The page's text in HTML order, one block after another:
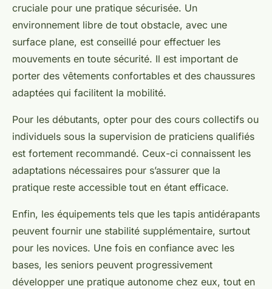
cruciale pour une pratique sécurisée. Un
environnement libre de tout obstacle, avec une
surface plane, est conseillé pour effectuer les
mouvements en toute sécurité. Il est important de
porter des vêtements confortables et des chaussures
adaptées qui facilitent la mobilité.
Pour les débutants, opter pour des cours collectifs ou
individuels sous la supervision de praticiens qualifiés
est fortement recommandé. Ceux-ci connaissent les
adaptations nécessaires pour s’assurer que la
pratique reste accessible tout en étant efficace.
Enfin, les équipements tels que les tapis antidérapants
peuvent fournir une stabilité supplémentaire, surtout
pour les novices. Une fois en confiance avec les
bases, les seniors peuvent progressivement
développer une pratique autonome chez eux, tout en